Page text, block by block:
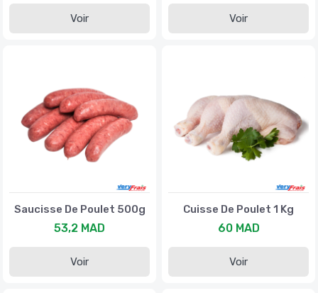
Voir Voir
Saucisse De Poulet 500g
53,2 MAD
Voir
Cuisse De Poulet 1 Kg
60 MAD
Voir